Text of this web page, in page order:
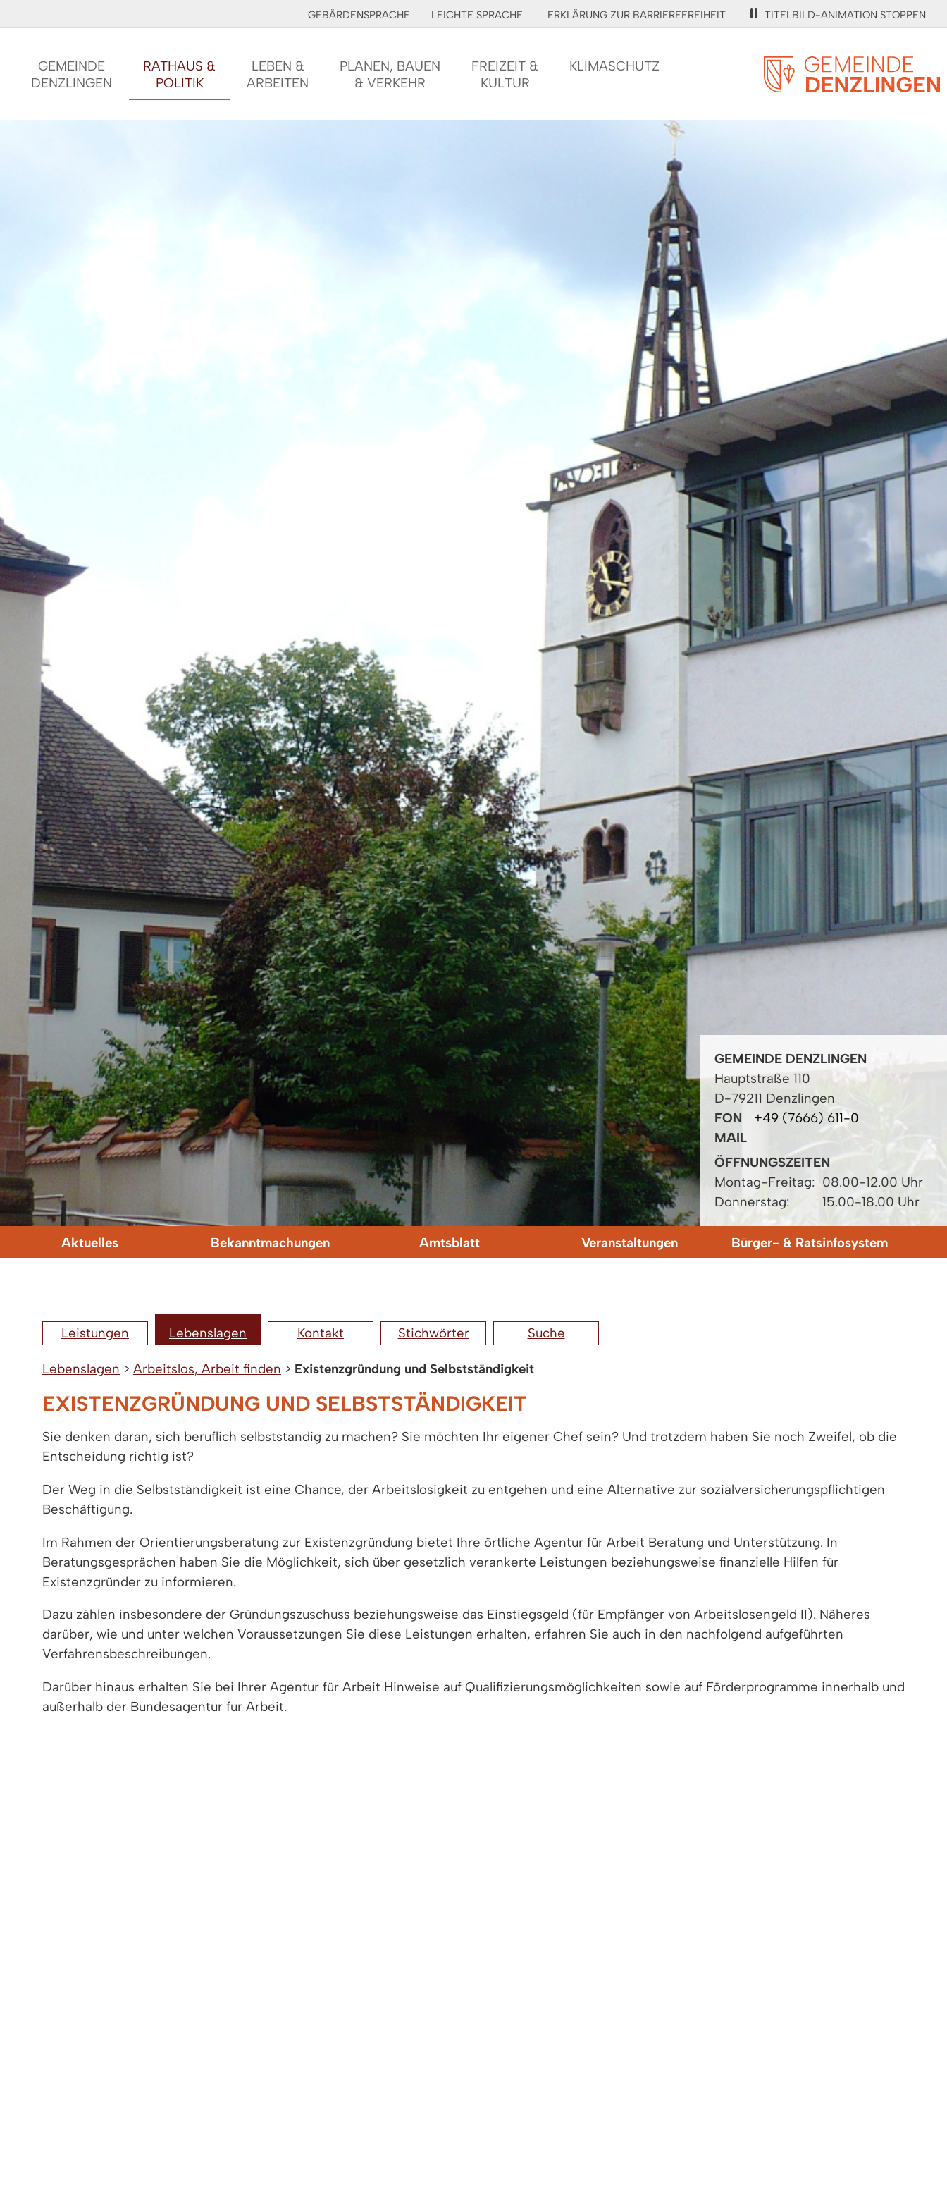
GEBÄRDENSPRACHE LEICHTE SPRACHE ERKLÄRUNG ZUR BARRIEREFREIHEIT TITELBILD-ANIMATION STOPPEN
GEMEINDE
DENZLINGEN
RATHAUS &
POLITIK
LEBEN &
ARBEITEN
PLANEN, BAUEN
& VERKEHR
FREIZEIT &
KULTUR
KLIMASCHUTZ
GEMEINDE DENZLINGEN
Hauptstraße 110
D-79211 Denzlingen
FON
+49 (7666) 611-0
MAIL
ÖFFNUNGSZEITEN
Montag-Freitag: 08.00-12.00 Uhr
Donnerstag:
15.00-18.00 Uhr
Aktuelles Bekanntmachungen Amtsblatt Veranstaltungen Bürger- & Ratsinfosystem
Leistungen Lebenslagen Kontakt Stichwörter Suche
Lebenslagen > Arbeitslos, Arbeit finden > Existenzgründung und Selbstständigkeit
EXISTENZGRÜNDUNG UND SELBSTSTÄNDIGKEIT
Sie denken daran, sich beruflich selbstständig zu machen? Sie möchten Ihr eigener Chef sein? Und trotzdem haben Sie noch Zweifel, ob die
Entscheidung richtig ist?
Der Weg in die Selbstständigkeit ist eine Chance, der Arbeitslosigkeit zu entgehen und eine Alternative zur sozialversicherungspflichtigen
Beschäftigung.
Im Rahmen der Orientierungsberatung zur Existenzgründung bietet Ihre örtliche Agentur für Arbeit Beratung und Unterstützung. In
Beratungsgesprächen haben Sie die Möglichkeit, sich über gesetzlich verankerte Leistungen beziehungsweise finanzielle Hilfen für
Existenzgründer zu informieren.
Dazu zählen insbesondere der Gründungszuschuss beziehungsweise das Einstiegsgeld (für Empfänger von Arbeitslosengeld II). Näheres
darüber, wie und unter welchen Voraussetzungen Sie diese Leistungen erhalten, erfahren Sie auch in den nachfolgend aufgeführten
Verfahrensbeschreibungen.
Darüber hinaus erhalten Sie bei Ihrer Agentur für Arbeit Hinweise auf Qualifizierungsmöglichkeiten sowie auf Förderprogramme innerhalb und
außerhalb der Bundesagentur für Arbeit.